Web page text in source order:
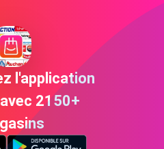
l'application
2150+